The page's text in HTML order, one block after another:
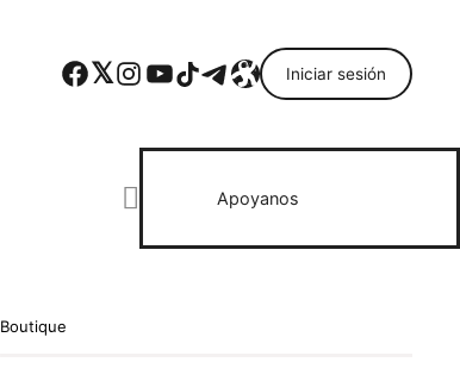
Facebook Twitter Instagram YouTube TikTok Telegram Enlace Iniciar sesión
Apoyanos
Boutique